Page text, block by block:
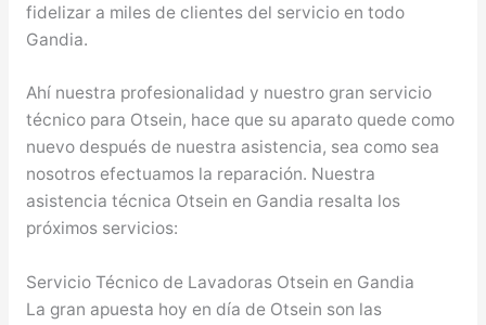
fidelizar a miles de clientes del servicio en todo
Gandia.
Ahí nuestra profesionalidad y nuestro gran servicio
técnico para Otsein, hace que su aparato quede como
nuevo después de nuestra asistencia, sea como sea
nosotros efectuamos la reparación. Nuestra
asistencia técnica Otsein en Gandia resalta los
próximos servicios:
Servicio Técnico de Lavadoras Otsein en Gandia
La gran apuesta hoy en día de Otsein son las